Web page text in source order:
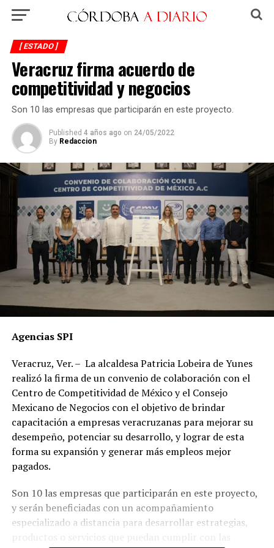
[ ESTADO ]
Veracruz firma acuerdo de
competitividad y negocios
Son 10 las empresas que participarán en este proyecto.
Published 4 años ago on 24/05/2022
By Redaccion
Agencias SPI
Veracruz, Ver. – La alcaldesa Patricia Lobeira de Yunes
realizó la firma de un convenio de colaboración con el
Centro de Competitividad de México y el Consejo
Mexicano de Negocios con el objetivo de brindar
capacitación a empresas veracruzanas para mejorar su
desempeño, potenciar su desarrollo, y lograr de esta
forma su expansión y generar más empleos mejor
pagados.
Son 10 las empresas que participarán en este proyecto,
y serán beneficiadas con un acompañamiento
especializado a distancia para desarrollar estrategias,